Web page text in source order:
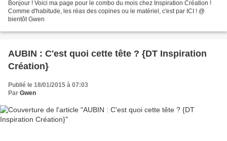
Bonjour ! Voici ma page pour le combo du mois chez Inspiration Création !
Comme d'habitude, les réas des copines ou le matériel, c'est par ICI ! @
bientôt Gwen
AUBIN : C'est quoi cette tête ? {DT Inspiration
Création}
Publié le 18/01/2015 à 07:03
Par Gwen